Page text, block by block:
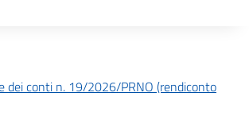
dei conti n. 19/2026/PRNO (rendiconto